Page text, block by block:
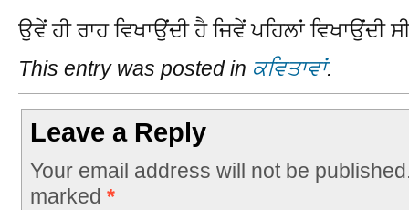
ਉਵੇਂ ਹੀ ਰਾਹ ਵਿਖਾਉਂਦੀ ਹੈ ਜਿਵੇਂ ਪਹਿਲਾਂ ਵਿਖਾਉਂਦੀ
This entry was posted in ਕਵਿਤਾਵਾਂ.
Leave a Reply
Your email address will not be
marked *